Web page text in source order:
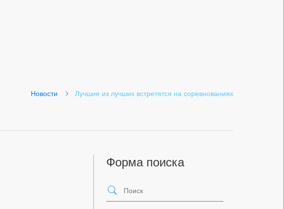
Новости Лучшие из лучших встретятся на соревнованиях
Форма поиска